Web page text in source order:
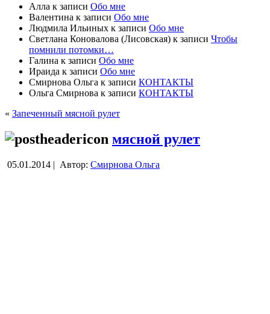
Алла к записи Обо мне
Валентина к записи Обо мне
Людмила Ильиных к записи Обо мне
Светлана Коновалова (Лисовская) к записи Чтобы
помнили потомки…
Галина к записи Обо мне
Ираида к записи Обо мне
Смирнова Ольга к записи КОНТАКТЫ
Ольга Смирнова к записи КОНТАКТЫ
« Запеченный мясной рулет
мясной рулет
05.01.2014 | Автор: Смирнова Ольга